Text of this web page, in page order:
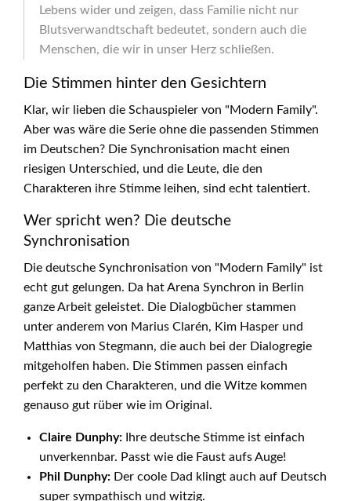
Lebens wider und zeigen, dass Familie nicht nur
Blutsverwandtschaft bedeutet, sondern auch die
Menschen, die wir in unser Herz schließen.
Die Stimmen hinter den Gesichtern
Klar, wir lieben die Schauspieler von "Modern Family".
Aber was wäre die Serie ohne die passenden Stimmen
im Deutschen? Die Synchronisation macht einen
riesigen Unterschied, und die Leute, die den
Charakteren ihre Stimme leihen, sind echt talentiert.
Wer spricht wen? Die deutsche
Synchronisation
Die deutsche Synchronisation von "Modern Family" ist
echt gut gelungen. Da hat Arena Synchron in Berlin
ganze Arbeit geleistet. Die Dialogbücher stammen
unter anderem von Marius Clarén, Kim Hasper und
Matthias von Stegmann, die auch bei der Dialogregie
mitgeholfen haben. Die Stimmen passen einfach
perfekt zu den Charakteren, und die Witze kommen
genauso gut rüber wie im Original.
Claire Dunphy: Ihre deutsche Stimme ist einfach
unverkennbar. Passt wie die Faust aufs Auge!
Phil Dunphy: Der coole Dad klingt auch auf Deutsch
super sympathisch und witzig.